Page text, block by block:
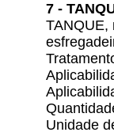
7 -
TANQUE,
Unidade